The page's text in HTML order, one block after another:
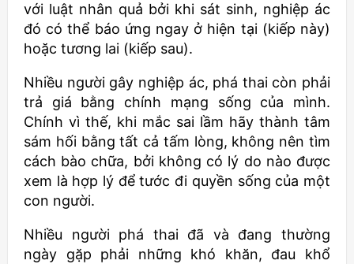
với luật nhân quả bởi khi sát sinh, nghiệp ác
đó có thể báo ứng ngay ở hiện tại (kiếp này)
hoặc tương lai (kiếp sau).
Nhiều người gây nghiệp ác, phá thai còn phải
trả giá bằng chính mạng sống của mình.
Chính vì thế, khi mắc sai lầm hãy thành tâm
sám hối bằng tất cả tấm lòng, không nên tìm
cách bào chữa, bởi không có lý do nào được
xem là hợp lý để tước đi quyền sống của một
con người.
Nhiều người phá thai đã và đang thường
ngày gặp phải những khó khăn, đau khổ